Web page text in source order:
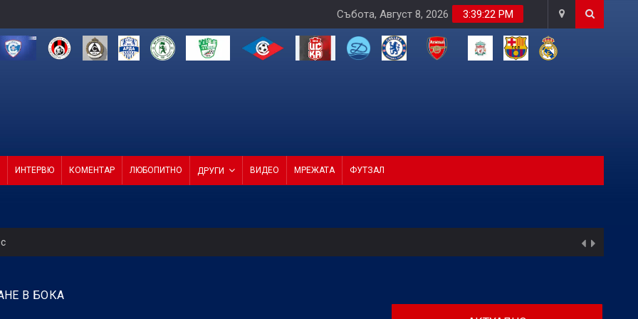
3:39:24 PM
Събота, Август 8, 2026
ИНТЕРВЮ КОМЕНТАР ЛЮБОПИТНО ДРУГИ ВИДЕО МРЕЖАТА ФУТЗАЛ
1948 (СЪСТАВИ)
В БОКА